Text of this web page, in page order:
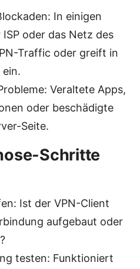
In einigen
oder das Netz des
Traffic oder greift in
Veraltete Apps,
oder beschädigte
Seite.
Schritte
Ist der VPN-Client
aufgebaut oder
testen: Funktioniert